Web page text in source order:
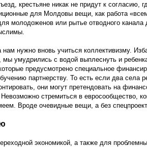
крестьяне никак не придут к согласию,
для Молдовы вещи, как работа
молодоженов или рытье отводного канала
нам нужно вновь учиться коллективизму.
мы умудрились с водой выплеснуть и
предусмотрено специальное
партнерству. То есть если два села
они могут претендовать на
стремиться в евросообщество,
Вроде очевидные вещи, а без
экономикой, а также для